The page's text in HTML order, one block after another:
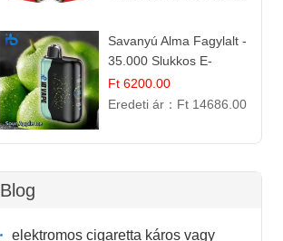
Savanyú Alma Fagylalt -
35.000 Slukkos E-
cigaretta | IBVape Bar
Ft 6200.00
Eredeti ár： Ft 14686.00
Blog
elektromos cigaretta káros vagy